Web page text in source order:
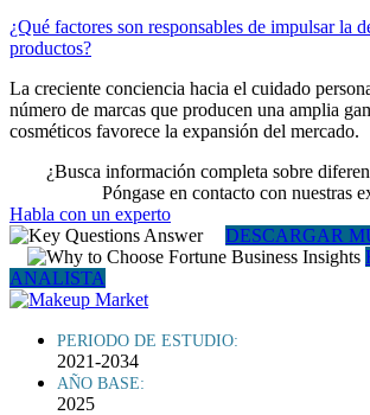
¿Qué factores son responsables de impulsar la
productos?
La creciente conciencia hacia el cuidado
número de marcas que producen una amplia
cosméticos favorece la expansión del mercado.
¿Busca información completa sobre
Póngase en contacto con nuestras
Habla con un experto
DESCARGAR
ANALISTA
PERIODO DE ESTUDIO:
2021-2034
AÑO BASE:
2025